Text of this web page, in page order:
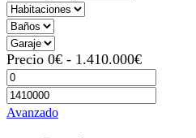
Precio 0€ - 1.410.000€
Avanzado